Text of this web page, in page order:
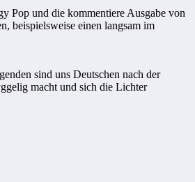
Pop und die kommentiere Ausgabe von
beispielsweise einen langsam im
sind uns Deutschen nach der
macht und sich die Lichter